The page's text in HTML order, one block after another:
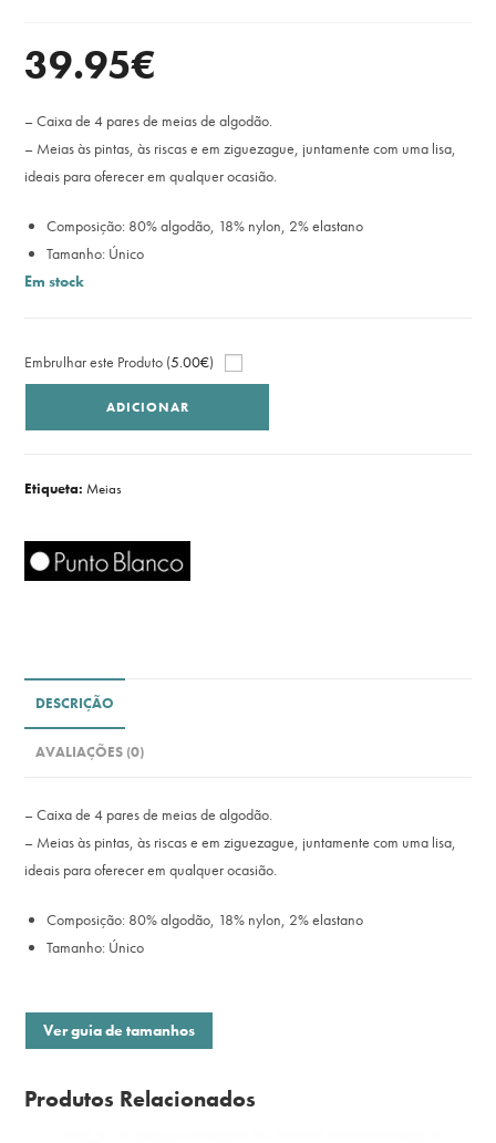
39.95€
– Caixa de 4 pares de meias de algodão.
– Meias às pintas, às riscas e em ziguezague, juntamente com uma lisa,
ideais para oferecer em qualquer ocasião.
Composição: 80% algodão, 18% nylon, 2% elastano
Tamanho: Único
Em stock
Embrulhar este Produto (5.00€)
ADICIONAR
Etiqueta:Meias
DESCRIÇÃO
AVALIAÇÕES (0)
– Caixa de 4 pares de meias de algodão.
– Meias às pintas, às riscas e em ziguezague, juntamente com uma lisa,
ideais para oferecer em qualquer ocasião.
Composição: 80% algodão, 18% nylon, 2% elastano
Tamanho: Único
Ver guia de tamanhos
Produtos Relacionados